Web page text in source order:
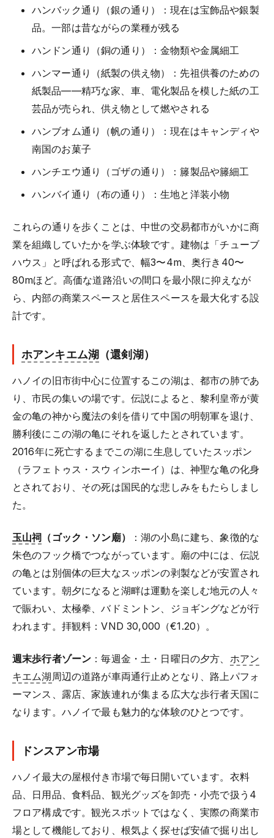
ハンバック通り（銀の通り）：現在は宝飾品や銀製
品。一部は昔ながらの業種が残る
ハンドン通り（銅の通り）：金物類や金属細工
ハンマー通り（紙製の供え物）：先祖供養のための
紙製品——精巧な家、車、電化製品を模した紙の工
芸品が売られ、供え物として燃やされる
ハンブオム通り（帆の通り）：現在はキャンディや
南国のお菓子
ハンチエウ通り（ゴザの通り）：籐製品や籐細工
ハンバイ通り（布の通り）：生地と洋装小物
これらの通りを歩くことは、中世の交易都市がいかに商
業を組織していたかを学ぶ体験です。建物は「チューブ
ハウス」と呼ばれる形式で、幅3〜4m、奥行き40〜
80mほど。高価な道路沿いの間口を最小限に抑えなが
ら、内部の商業スペースと居住スペースを最大化する設
計です。
ホアンキエム湖 （還剣湖）
ハノイの旧市街中心に位置するこの湖は、都市の肺であ
り、市民の集いの場です。伝説によると、黎利皇帝が黄
金の亀の神から魔法の剣を借りて中国の明朝軍を退け、
勝利後にこの湖の亀にそれを返したとされています。
2016年に死亡するまでこの湖に生息していたスッポン
（ラフェトゥス・スウィンホーイ）は、神聖な亀の化身
とされており、その死は国民的な悲しみをもたらしまし
た。
玉山祠 （ゴック・ソン廟）
：湖の小島に建ち、象徴的な
朱色のフック橋でつながっています。廟の中には、伝説
の亀とは別個体の巨大なスッポンの剥製などが安置され
ています。朝夕になると湖畔は運動を楽しむ地元の人々
で賑わい、太極拳、バドミントン、ジョギングなどが行
われます。拝観料：VND 30,000（€1.20）。
週末歩行者ゾーン ：毎週金・土・日曜日の夕方、 ホアン
キエム湖周辺の道路が車両通行止めとなり、路上パフォ
ーマンス、露店、家族連れが集まる広大な歩行者天国に
なります。ハノイで最も魅力的な体験のひとつです。
ドンスアン市場
ハノイ最大の屋根付き市場で毎日開いています。衣料
品、日用品、食料品、観光グッズを卸売・小売で扱う4
フロア構成です。観光スポットではなく、実際の商業市
場として機能しており、根気よく探せば安値で掘り出し